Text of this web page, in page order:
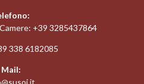
+39 3285437864
338 6182085
Mail: